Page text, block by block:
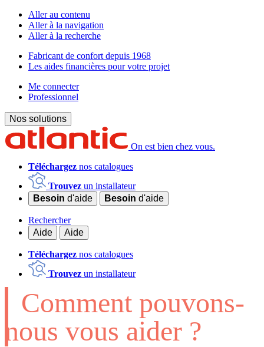
Aller au contenu
Aller à la navigation
Aller à la recherche
Fabricant de confort depuis 1968
Les aides financières pour votre projet
Me connecter
Professionnel
Nos solutions
On est bien chez vous.
Téléchargez nos catalogues
Trouvez un installateur
Besoin d'aide Besoin d'aide
Rechercher
Aide
Aide
Téléchargez nos catalogues
Trouvez un installateur
Comment pouvons-
nous vous aider ?